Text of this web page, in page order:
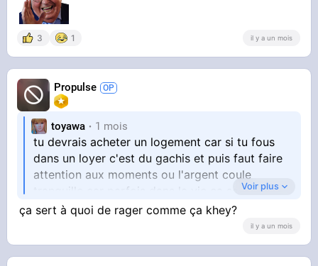
3 1 il y a un mois
Propulse
toyawa 1 mois
tu devrais acheter un logement car si tu fous
dans un loyer c'est du gachis et puis faut faire
attention aux moments ou l'argent coule
tranquille car parfois dans la vie ça se termine
et la chute est dure
Voir plus
ça sert à quoi de rager comme ça khey?
il y a un mois